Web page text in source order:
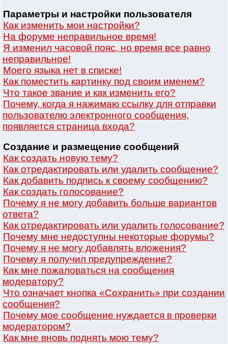
Параметры и настройки пользователя
Как изменить мои настройки?
На форуме неправильное время!
Я изменил часовой пояс, но время все равно
неправильное!
Моего языка нет в списке!
Как поместить картинку под своим именем?
Что такое звание и как изменить его?
Почему, когда я нажимаю ссылку для отправки
пользователю электронного сообщения,
появляется страница входа?
Создание и размещение сообщений
Как создать новую тему?
Как отредактировать или удалить сообщение?
Как добавить подпись к своему сообщению?
Как создать голосование?
Почему я не могу добавить больше вариантов
ответа?
Как отредактировать или удалить голосование?
Почему мне недоступны некоторые форумы?
Почему я не могу добавлять вложения?
Почему я получил предупреждение?
Как мне пожаловаться на сообщения
модератору?
Что означает кнопка «Сохранить» при создании
сообщения?
Почему мое сообщение нуждается в проверки
модератором?
Как мне вновь поднять мою тему?